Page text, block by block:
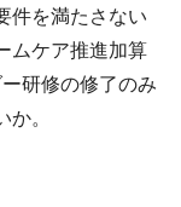
件を満たさない
ムケア推進加算
研修の修了のみ
。